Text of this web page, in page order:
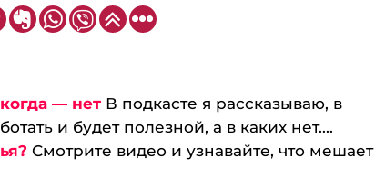
— нет В подкасте я рассказываю, в
и будет полезной, а в каких нет....
Смотрите видео и узнавайте, что мешает